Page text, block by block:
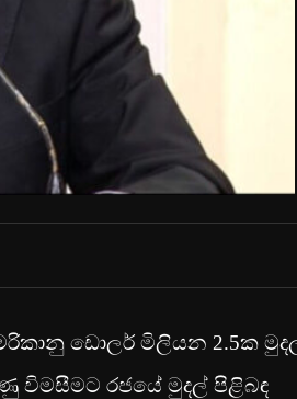
ඩොලර් මිලියන 2.5ක
විමසීමට රජයේ මුදල් පිළිබඳ